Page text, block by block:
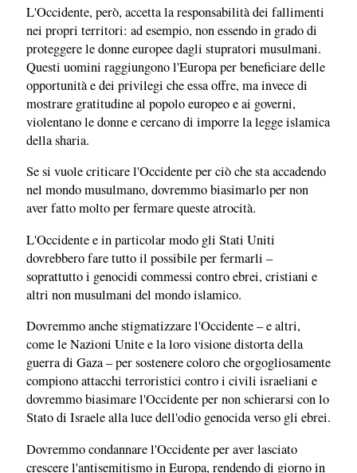
L'Occidente, però, accetta la responsabilità dei fallimenti
nei propri territori: ad esempio, non essendo in grado di
proteggere le donne europee dagli stupratori musulmani.
Questi uomini raggiungono l'Europa per beneficiare delle
opportunità e dei privilegi che essa offre, ma invece di
mostrare gratitudine al popolo europeo e ai governi,
violentano le donne e cercano di imporre la legge islamica
della sharia.
Se si vuole criticare l'Occidente per ciò che sta accadendo
nel mondo musulmano, dovremmo biasimarlo per non
aver fatto molto per fermare queste atrocità.
L'Occidente e in particolar modo gli Stati Uniti
dovrebbero fare tutto il possibile per fermarli –
soprattutto i genocidi commessi contro ebrei, cristiani e
altri non musulmani del mondo islamico.
Dovremmo anche stigmatizzare l'Occidente – e altri,
come le Nazioni Unite e la loro visione distorta della
guerra di Gaza – per sostenere coloro che orgogliosamente
compiono attacchi terroristici contro i civili israeliani e
dovremmo biasimare l'Occidente per non schierarsi con lo
Stato di Israele alla luce dell'odio genocida verso gli ebrei.
Dovremmo condannare l'Occidente per aver lasciato
crescere l'antisemitismo in Europa, rendendo di giorno in